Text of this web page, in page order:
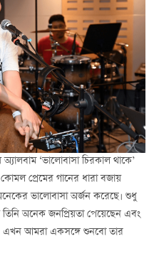
‘ভালোবাসা চিরকাল থাকে’
প্রেমের গানের ধারা বজায়
ভালোবাসা অর্জন করেছে। শুধু
অনেক জনপ্রিয়তা পেয়েছেন এবং
এখন আমরা একসঙ্গে শুনবো তার